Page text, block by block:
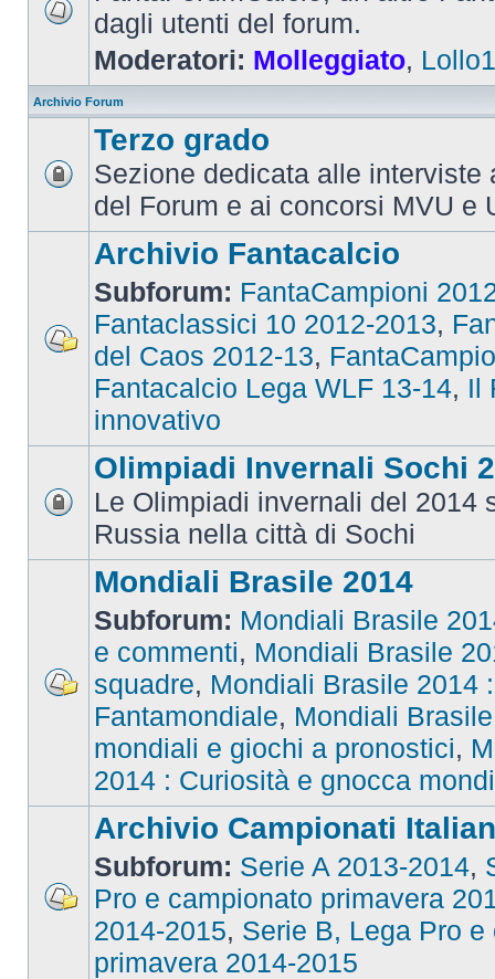
dagli utenti del forum.
Moderatori: Molleggiato,
Archivio Forum
Terzo grado
Sezione dedicata alle interviste
del Forum e ai concorsi MVU e
Archivio Fantacalcio
Subforum: FantaCampioni
Fantaclassici 10 2012-2013,
del Caos 2012-13,
Fantacalcio Lega WLF 13-14, Il
innovativo
Olimpiadi Invernali Sochi
Le Olimpiadi invernali del 2014
Russia nella città di Sochi
Mondiali Brasile 2014
Subforum: Mondiali Brasile
e commenti, Mondiali Brasile
squadre, Mondiali Brasile 2014
Fantamondiale, Mondiali
mondiali e giochi a pronostici,
2014 : Curiosità e gnocca
Archivio Campionati
Subforum: Serie A 2013-2014,
Pro e campionato primavera
2014-2015, Serie B, Lega Pro e
primavera 2014-2015